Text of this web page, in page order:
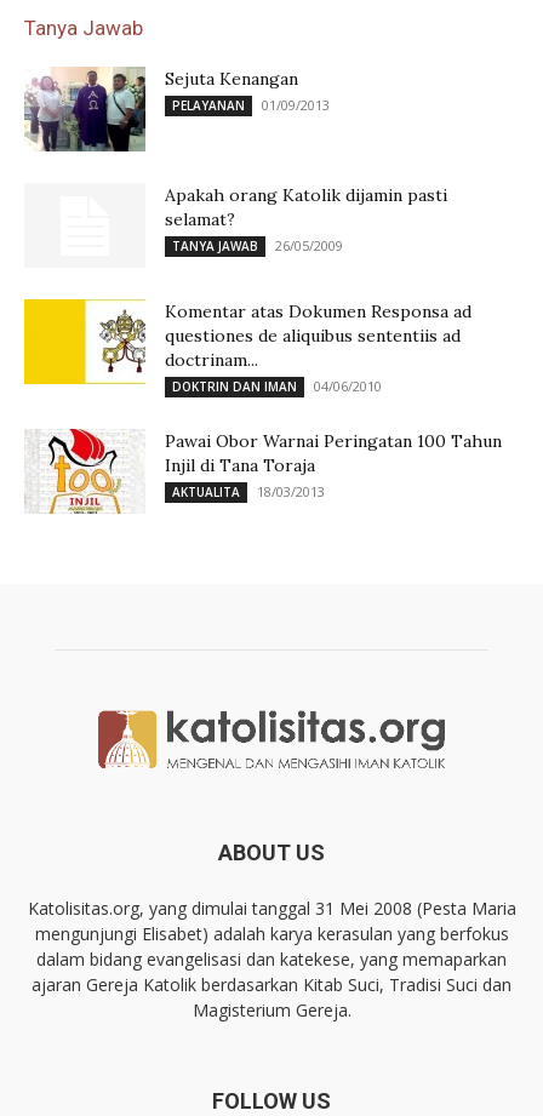
Tanya Jawab
Sejuta Kenangan
PELAYANAN 01/09/2013
Apakah orang Katolik dijamin pasti
selamat?
TANYA JAWAB 26/05/2009
Komentar atas Dokumen Responsa ad
questiones de aliquibus sententiis ad
doctrinam...
DOKTRIN DAN IMAN 04/06/2010
Pawai Obor Warnai Peringatan 100 Tahun
Injil di Tana Toraja
AKTUALITA 18/03/2013
ABOUT US
Katolisitas.org, yang dimulai tanggal 31 Mei 2008 (Pesta Maria
mengunjungi Elisabet) adalah karya kerasulan yang berfokus
dalam bidang evangelisasi dan katekese, yang memaparkan
ajaran Gereja Katolik berdasarkan Kitab Suci, Tradisi Suci dan
Magisterium Gereja.
FOLLOW US